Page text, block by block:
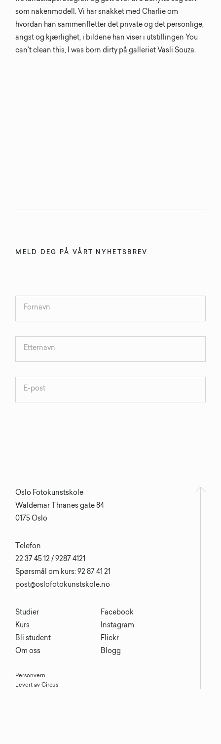
som nakenmodell. Vi har snakket med Charlie om
hvordan han sammenfletter det private og det personlige,
angst og kjærlighet, i bildene han viser i utstillingen You
can’t clean this, I was born dirty på galleriet Vasli Souza.
MELD DEG PÅ VÅRT NYHETSBREV
Oslo Fotokunstskole
Waldemar Thranes gate 84
0175 Oslo
Studier
Kurs
Bli student
Om oss
Telefon
22 37 45 12 / 9287 4121
Spørsmål om kurs: 92 87 41 21
post@oslofotokunstskole.no
Facebook
Instagram
Flickr
Blogg
Personvern
Levert av Circus